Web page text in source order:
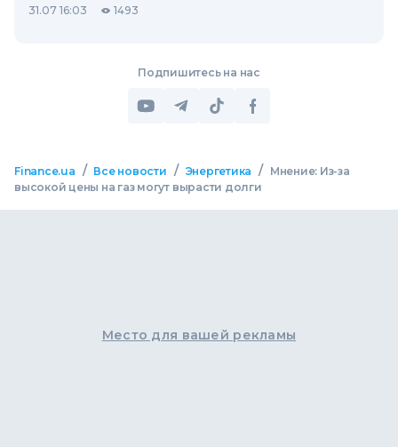
31.07 16:03 1493
Подпишитесь на нас
Finance.ua / Все новости / Энергетика /
Мнение: Из-за
высокой цены на газ могут вырасти долги
Место для вашей рекламы